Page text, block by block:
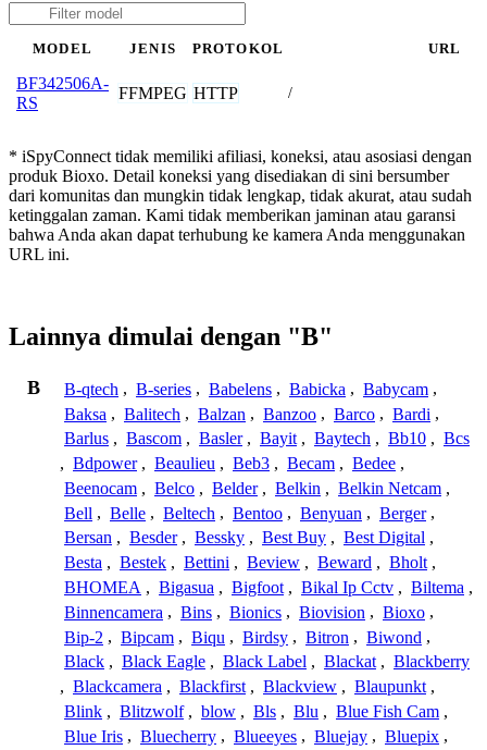
MODEL JENIS PROTOKOL URL
BF342506A-
RS
FFMPEG HTTP /
* iSpyConnect tidak memiliki afiliasi, koneksi, atau asosiasi dengan
produk Bioxo. Detail koneksi yang disediakan di sini bersumber
dari komunitas dan mungkin tidak lengkap, tidak akurat, atau sudah
ketinggalan zaman. Kami tidak memberikan jaminan atau garansi
bahwa Anda akan dapat terhubung ke kamera Anda menggunakan
URL ini.
Lainnya dimulai dengan "B"
B B-qtech , B-series , Babelens , Babicka , Babycam ,
Baksa , Balitech , Balzan , Banzoo , Barco , Bardi ,
Barlus , Bascom , Basler , Bayit , Baytech , Bb10 , Bcs
, Bdpower , Beaulieu , Beb3 , Becam , Bedee ,
Beenocam , Belco , Belder , Belkin , Belkin Netcam ,
Bell , Belle , Beltech , Bentoo , Benyuan , Berger ,
Bersan , Besder , Bessky , Best Buy , Best Digital ,
Besta , Bestek , Bettini , Beview , Beward , Bholt ,
BHOMEA , Bigasua , Bigfoot , Bikal Ip Cctv , Biltema ,
Binnencamera , Bins , Bionics , Biovision , Bioxo ,
Bip-2 , Bipcam , Biqu , Birdsy , Bitron , Biwond ,
Black , Black Eagle , Black Label , Blackat , Blackberry
, Blackcamera , Blackfirst , Blackview , Blaupunkt ,
Blink , Blitzwolf , blow , Bls , Blu , Blue Fish Cam ,
Blue Iris , Bluecherry , Blueeyes , Bluejay , Bluepix ,